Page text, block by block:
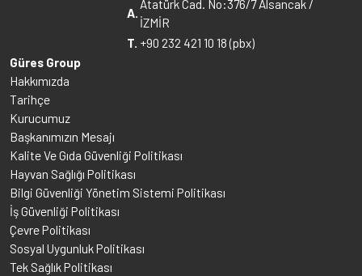
A.
Atatürk Cad. No:376/7 Alsancak /
İZMİR
T. +90 232 421 10 18 (pbx)
Güres Group
Hakkımızda
Tarihçe
Kurucumuz
Başkanımızın Mesajı
Kalite Ve Gıda Güvenliği Politikası
Hayvan Sağlığı Politikası
Bilgi Güvenliği Yönetim Sistemi Politikası
İş Güvenliği Politikası
Çevre Politikası
Sosyal Uygunluk Politikası
Tek Sağlık Politikası